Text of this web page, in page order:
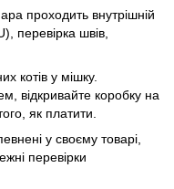
проходить внутрішній
перевірка швів,
котів у мішку.
відкривайте коробку на
як платити.
у своєму товарі,
перевірки